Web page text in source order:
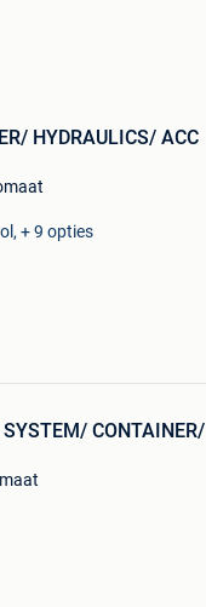
HYDRAULICS/ ACC
+ 9 opties
CONTAINER/